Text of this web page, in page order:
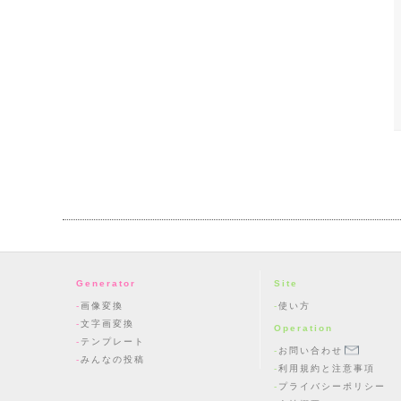
Generator
画像変換
文字画変換
テンプレート
みんなの投稿
Site
使い方
Operation
お問い合わせ
利用規約と注意事項
プライバシーポリシー